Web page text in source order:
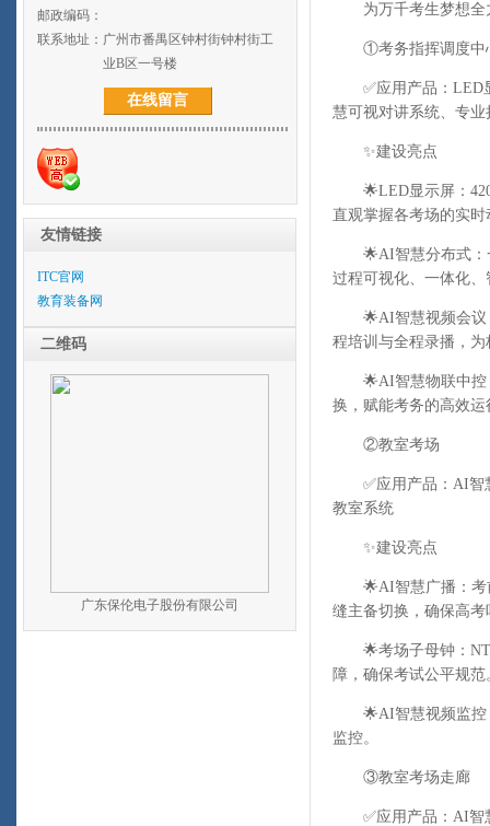
邮政编码：
联系地址： 广州市番禺区钟村街钟村街工
业B区一号楼
在线留言
友情链接
ITC官网
教育装备网
二维码
广东保伦电子股份有限公司
为万千考生梦想全
①考务指挥调度中
✅应用产品：LED显
慧可视对讲系统、专业
✨建设亮点
🌟LED显示屏：
直观掌握各考场的实时
🌟AI智慧分布式：一
过程可视化、一体化
🌟AI智慧视频会议：
程培训与全程录播，
🌟AI智慧物联中控：
换，赋能考务的高效运
②教室考场
✅应用产品：AI智慧
教室系统
✨建设亮点
🌟AI智慧广播：考前
缝主备切换，确保高
🌟考场子母钟：NTP
障，确保考试公平规范
🌟AI智慧视频监控：
监控。
③教室考场走廊
✅应用产品：AI智慧